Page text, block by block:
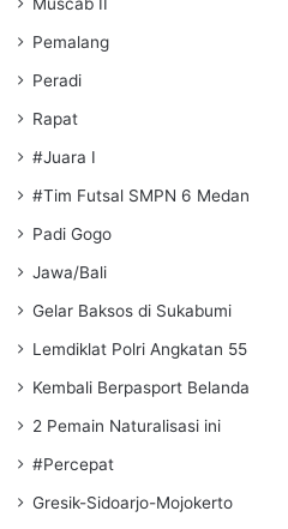
Pemalang
Peradi
Rapat
#Juara I
#Tim Futsal SMPN 6 Medan
Padi Gogo
Jawa/Bali
Gelar Baksos di Sukabumi
Lemdiklat Polri Angkatan 55
Kembali Berpasport Belanda
2 Pemain Naturalisasi ini
#Percepat
Gresik-Sidoarjo-Mojokerto